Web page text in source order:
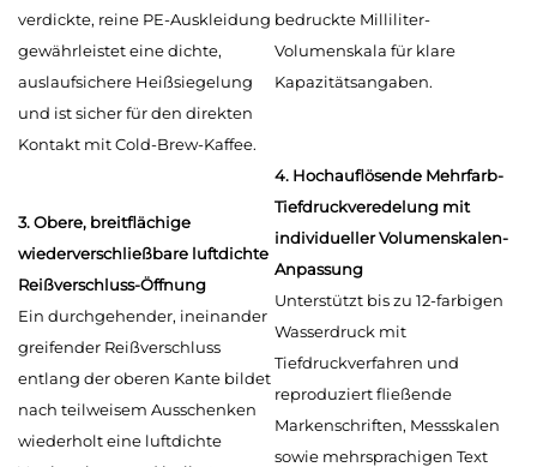
verdickte, reine PE-Auskleidung
gewährleistet eine dichte,
auslaufsichere Heißsiegelung
und ist sicher für den direkten
Kontakt mit Cold-Brew-Kaffee.
bedruckte Milliliter-
Volumenskala für klare
Kapazitätsangaben.
3. Obere, breitflächige
wiederverschließbare luftdichte
Reißverschluss-Öffnung
Ein durchgehender, ineinander
greifender Reißverschluss
entlang der oberen Kante bildet
nach teilweisem Ausschenken
wiederholt eine luftdichte
4. Hochauflösende Mehrfarb-
Tiefdruckveredelung mit
individueller Volumenskalen-
Anpassung
Unterstützt bis zu 12-farbigen
Wasserdruck mit
Tiefdruckverfahren und
reproduziert fließende
Markenschriften, Messskalen
sowie mehrsprachigen Text